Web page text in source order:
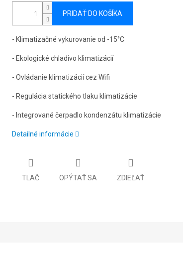
PRIDAŤ DO KOŠÍKA
- Klimatizačné vykurovanie od -15°C
- Ekologické chladivo klimatizácií
- Ovládanie klimatizácií cez Wifi
- Regulácia statického tlaku klimatizácie
- Integrované čerpadlo kondenzátu klimatizácie
Detailné informácie
TLAČ OPÝTAŤ SA ZDIEĽAŤ